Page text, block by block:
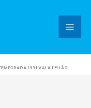
1991 VAI A LEILÃO.